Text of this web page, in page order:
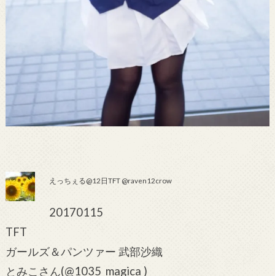
えっちぇる@12日TFT @raven12crow
20170115
TFT
ガールズ＆パンツァー 武部沙織
とみこさん(@1035_magica )